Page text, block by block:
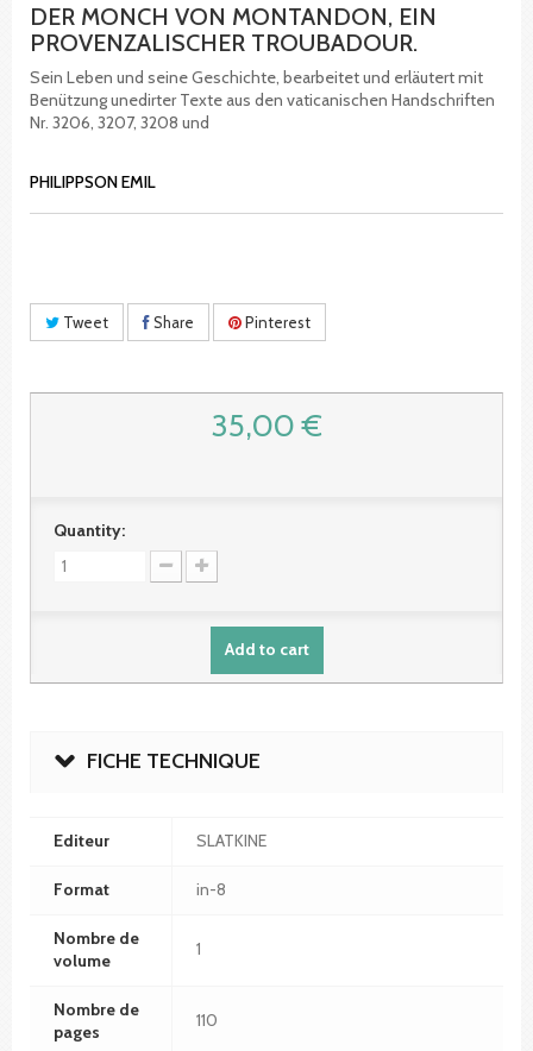
DER MONCH VON MONTANDON, EIN
PROVENZALISCHER TROUBADOUR.
Sein Leben und seine Geschichte, bearbeitet und erläutert mit
Benützung unedirter Texte aus den vaticanischen Handschriften
Nr. 3206, 3207, 3208 und
PHILIPPSON EMIL
Tweet Share Pinterest
35,00 €
Quantity:
Add to cart
FICHE TECHNIQUE
Editeur SLATKINE
Format in-8
Nombre de
volume
1
Nombre de
pages
110